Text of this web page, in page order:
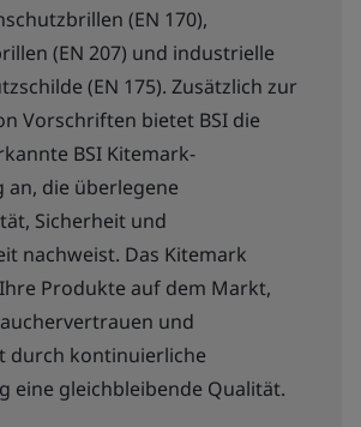
(EN 170),
(EN 207) und industrielle
(EN 175). Zusätzlich zur
Vorschriften bietet BSI die
BSI Kitemark-
die überlegene
Sicherheit und
nachweist. Das Kitemark
Produkte auf dem Markt,
und
durch kontinuierliche
eine gleichbleibende Qualität.